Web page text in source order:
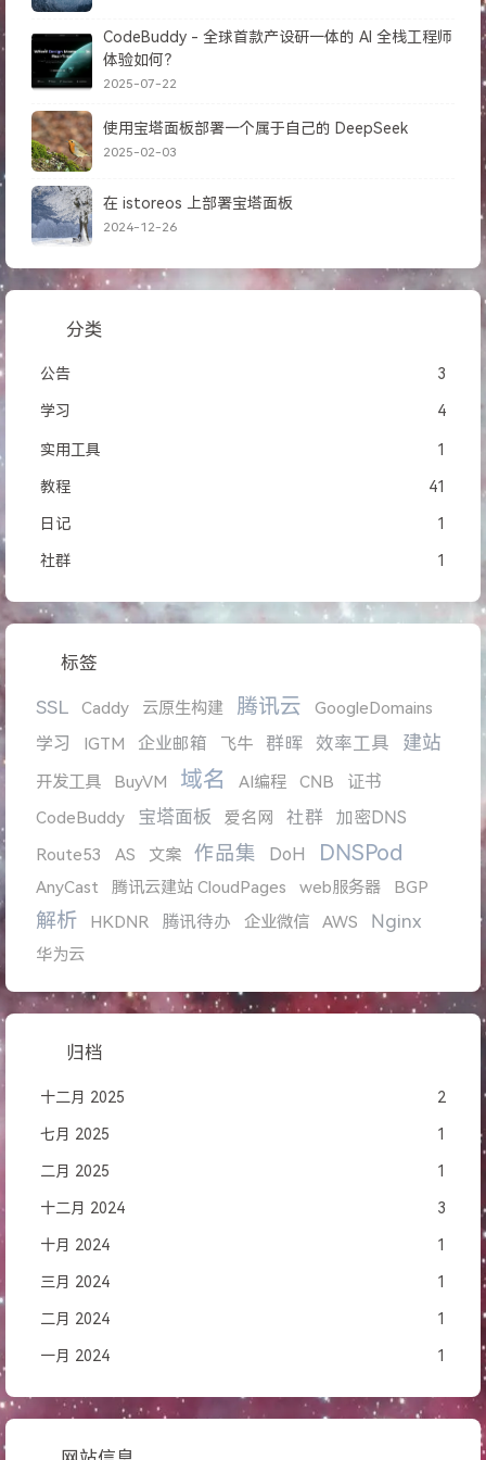
CodeBuddy - 全球首款产设研一体的 AI 全栈工程师
体验如何？
2025-07-22
使用宝塔面板部署一个属于自己的 DeepSeek
2025-02-03
在 istoreos 上部署宝塔面板
2024-12-26
分类
公告 3
学习 4
实用工具 1
教程 41
日记 1
社群 1
标签
SSL Caddy 云原生构建 腾讯云 GoogleDomains
学习 IGTM 企业邮箱 飞牛 群晖 效率工具 建站
开发工具 BuyVM 域名 AI编程 CNB 证书
CodeBuddy 宝塔面板 爱名网 社群 加密DNS
Route53 AS 文案 作品集 DoH DNSPod
AnyCast 腾讯云建站 CloudPages web服务器 BGP
解析 HKDNR 腾讯待办 企业微信 AWS Nginx
华为云
归档
十二月 2025 2
七月 2025 1
二月 2025 1
十二月 2024 3
十月 2024 1
三月 2024 1
二月 2024 1
一月 2024 1